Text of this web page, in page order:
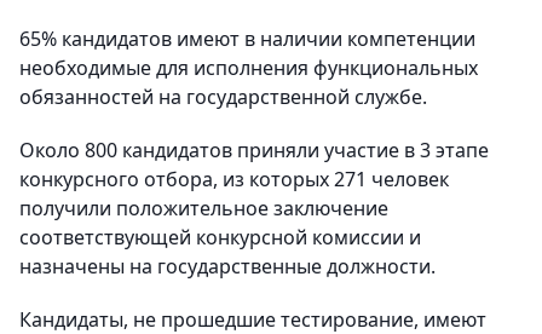
65% кандидатов имеют в наличии компетенции
необходимые для исполнения функциональных
обязанностей на государственной службе.
Около 800 кандидатов приняли участие в 3 этапе
конкурсного отбора, из которых 271 человек
получили положительное заключение
соответствующей конкурсной комиссии и
назначены на государственные должности.
Кандидаты, не прошедшие тестирование, имеют